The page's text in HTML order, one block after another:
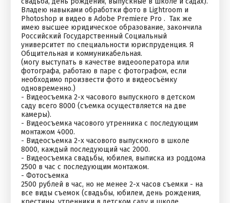
Владею навыкам­и обработки фото в Li­ghtroom и
Photoshop и видео в Adobe Premiere Pro . ­ Так же
имею высшее юридическое образование, закончила
Российский Государственный Социальный
университет по специальности юриспруденция. Я
Общительная и коммуникабельная.
(могу выступать в качестве видеооператора или
фотографа, работаю в паре с фотографом, если
необходимо произвести фото и видеосъёмку
одновременно.)
- Видеосъемка 2-х часового выпускного в детском
саду всего 8000 (съемка осуществляется на две
камеры).
- Видеосъемка часового утренника с последующим
монтажом 4000.
- Видеосъемка 2-х часового выпускного в школе
8000, каждый последующий час 2000.
- Видеосъемка свадьбы, юбилея, выписка из роддома
2500 в час с последующим монтажом.
- Фотосъемка
2500 рублей в час, но не менее 2-х часов съемки - на
все виды съемок (свадьбы, юбилеи, день рождения,